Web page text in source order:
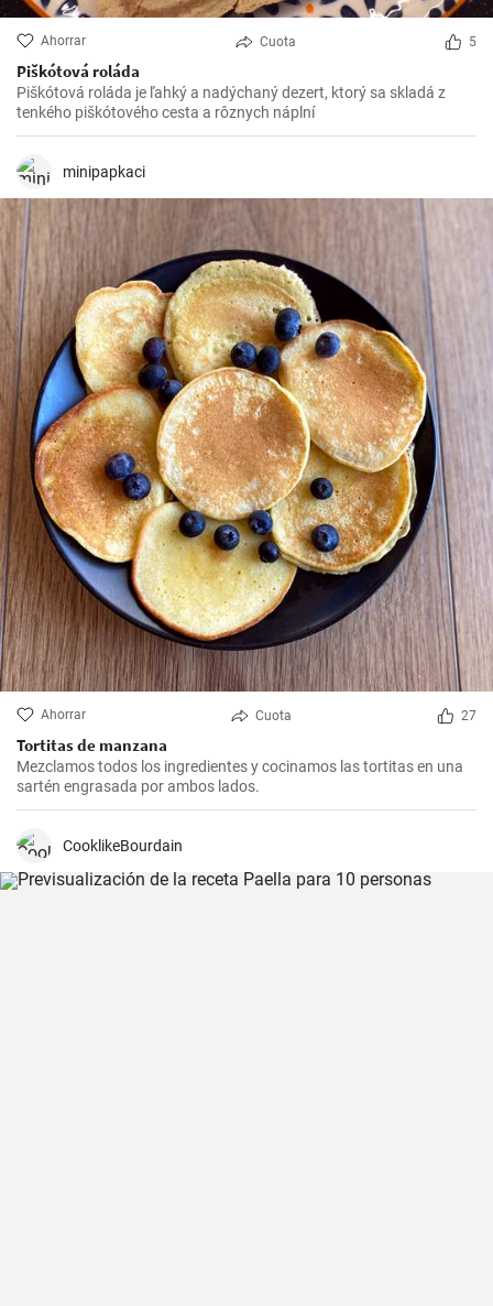
Ahorrar Cuota 5
Piškótová roláda
Piškótová roláda je ľahký a nadýchaný dezert, ktorý sa skladá z
tenkého piškótového cesta a rôznych náplní
minipapkaci
Ahorrar Cuota 27
Tortitas de manzana
Mezclamos todos los ingredientes y cocinamos las tortitas en una
sartén engrasada por ambos lados.
CooklikeBourdain